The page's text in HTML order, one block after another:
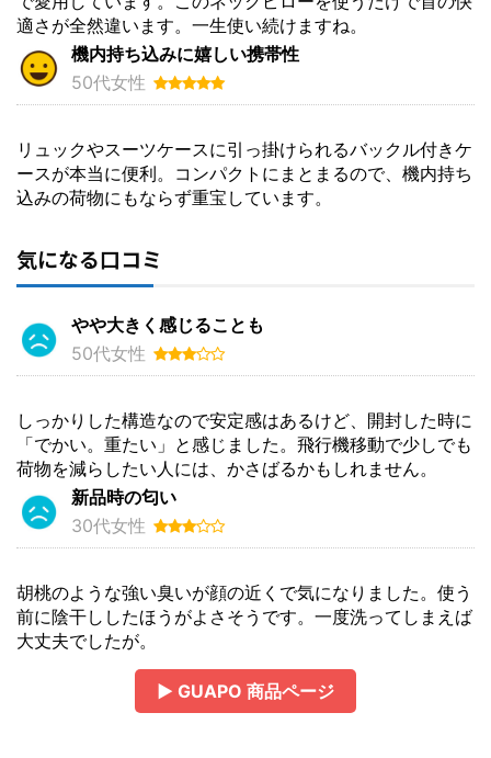
適さが全然違います。一生使い続けますね。
機内持ち込みに嬉しい携帯性
50代女性
リュックやスーツケースに引っ掛けられるバックル付きケ
ースが本当に便利。コンパクトにまとまるので、機内持ち
込みの荷物にもならず重宝しています。
気になる口コミ
やや大きく感じることも
50代女性
しっかりした構造なので安定感はあるけど、開封した時に
「でかい。重たい」と感じました。飛行機移動で少しでも
荷物を減らしたい人には、かさばるかもしれません。
新品時の匂い
30代女性
胡桃のような強い臭いが顔の近くで気になりました。使う
前に陰干ししたほうがよさそうです。一度洗ってしまえば
大丈夫でしたが。
▶ GUAPO 商品ページ